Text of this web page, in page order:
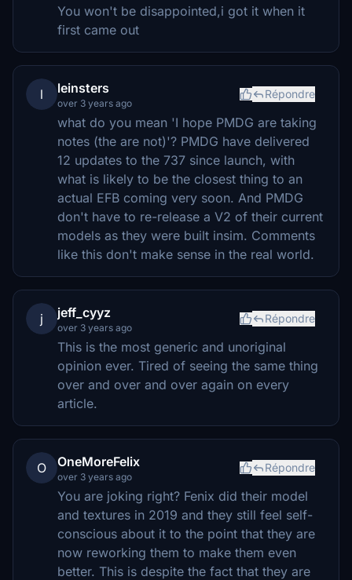
You won't be disappointed,i got it when it
first came out
l leinsters
over 3 years ago
Répondre
what do you mean 'I hope PMDG are taking
notes (the are not)'? PMDG have delivered
12 updates to the 737 since launch, with
what is likely to be the closest thing to an
actual EFB coming very soon. And PMDG
don't have to re-release a V2 of their current
models as they were built insim. Comments
like this don't make sense in the real world.
j jeff_cyyz
over 3 years ago
Répondre
This is the most generic and unoriginal
opinion ever. Tired of seeing the same thing
over and over and over again on every
article.
O OneMoreFelix
over 3 years ago
Répondre
You are joking right? Fenix did their model
and textures in 2019 and they still feel self-
conscious about it to the point that they are
now reworking them to make them even
better. This is despite the fact that they are